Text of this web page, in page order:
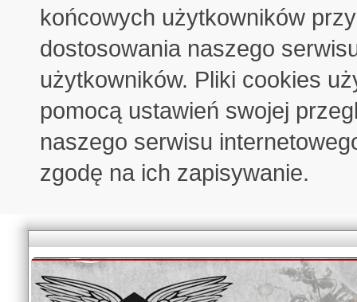
końcowych użytkowników
dostosowania naszego
użytkowników. Pliki cookies
pomocą ustawień swojej
naszego serwisu
zgodę na ich zapisywanie.